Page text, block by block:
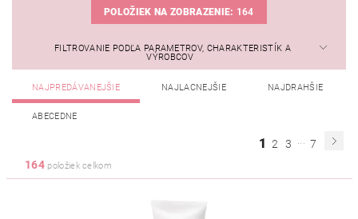
POLOŽIEK NA ZOBRAZENIE: 164
FILTROVANIE PODĽA PARAMETROV, CHARAKTERISTÍK A
VÝROBCOV
NAJPREDÁVANEJŠIE NAJLACNEJŠIE NAJDRAHŠIE
ABECEDNE
1 2 3 ... 7
164položiek celkom